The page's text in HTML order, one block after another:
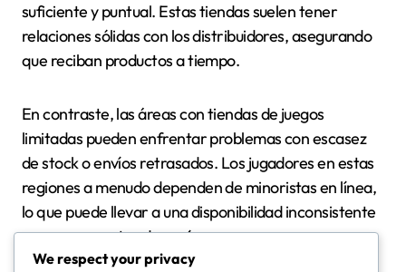
suficiente y puntual. Estas tiendas suelen tener
relaciones sólidas con los distribuidores, asegurando
que reciban productos a tiempo.
En contraste, las áreas con tiendas de juegos
limitadas pueden enfrentar problemas con escasez
de stock o envíos retrasados. Los jugadores en estas
regiones a menudo dependen de minoristas en línea,
lo que puede llevar a una disponibilidad inconsistente
y mayores costos de envío.
We respect your privacy